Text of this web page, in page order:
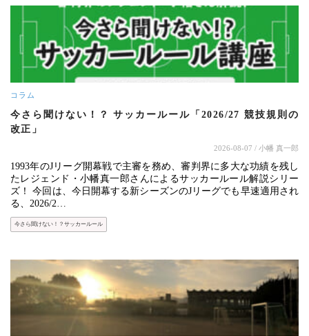
コラム
今さら聞けない！？ サッカールール「2026/27 競技規則の
改正」
2026-08-07 / 小幡 真一郎
1993年のJリーグ開幕戦で主審を務め、審判界に多大な功績を残し
たレジェンド・小幡真一郎さんによるサッカールール解説シリー
ズ！ 今回は、今日開幕する新シーズンのJリーグでも早速適用され
る、2026/2…
今さら聞けない！？サッカールール